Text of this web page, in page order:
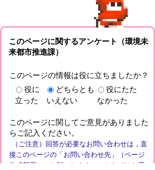
このページに関するアンケート（環境未
来都市推進課）
このページの情報は役に立ちましたか？
役に
立った
どちらとも
いえない
役にたた
なかった
このページに関してご意見がありました
らご記入ください。
（ご注意）回答が必要なお問い合わせは，直
接このページの「お問い合わせ先」（ページ
作成部署）へお願いします（こちらではお受